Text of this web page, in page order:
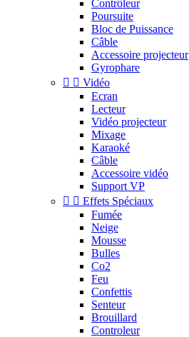
Contrôleur
Poursuite
Bloc de Puissance
Câble
Accessoire projecteur
Gyrophare
  Vidéo
Ecran
Lecteur
Vidéo projecteur
Mixage
Karaoké
Câble
Accessoire vidéo
Support VP
  Effets Spéciaux
Fumée
Neige
Mousse
Bulles
Co2
Feu
Confettis
Senteur
Brouillard
Controleur